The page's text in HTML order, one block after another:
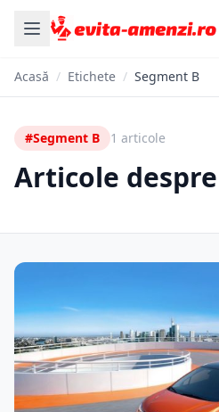
Acasă / Etichete / Segment B
#Segment B 1 articole
Articole